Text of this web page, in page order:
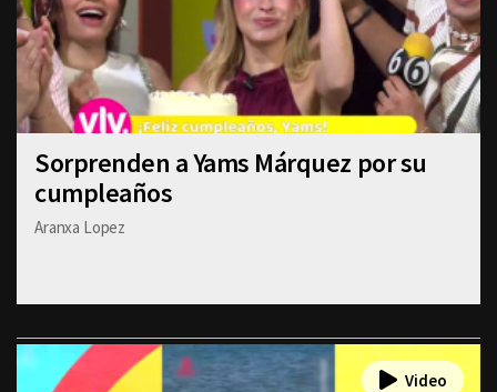
Sorprenden a Yams Márquez por su
cumpleaños
Aranxa Lopez